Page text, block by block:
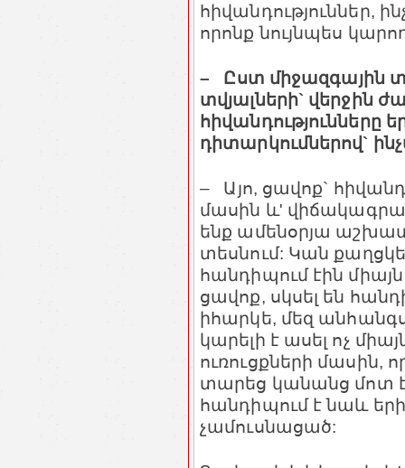
հիվանդություններ,
որոնք նույնպես
– Ըստ միջազգային
տվյալների` վերջին
հիվանդությունները
դիտարկումներով`
– Այո, ցավոք`
մասին ևʹ
ենք ամենօրյա
տեսնում: Կան
հանդիպում էին
ցավոք, սկսել են
իհարկե, մեզ
կարելի է ասել ոչ
ուռուցքների մասին,
տարեց կանանց մոտ
հանդիպում է նաև
չամուսնացած: